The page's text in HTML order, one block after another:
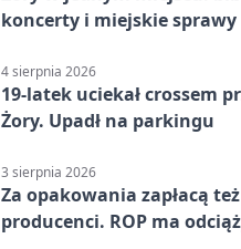
koncerty i miejskie sprawy
4 sierpnia 2026
19-latek uciekał crossem
Żory. Upadł na parkingu
3 sierpnia 2026
Za opakowania zapłacą też
producenci. ROP ma